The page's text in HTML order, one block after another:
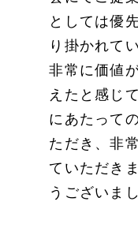
としては優
り掛かれて
非常に価値
えたと感じ
にあたって
ただき、非
ていただき
うございま